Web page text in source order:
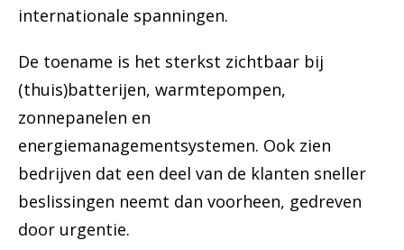
internationale spanningen.
De toename is het sterkst zichtbaar bij
(thuis)batterijen, warmtepompen,
zonnepanelen en
energiemanagementsystemen. Ook zien
bedrijven dat een deel van de klanten sneller
beslissingen neemt dan voorheen, gedreven
door urgentie.